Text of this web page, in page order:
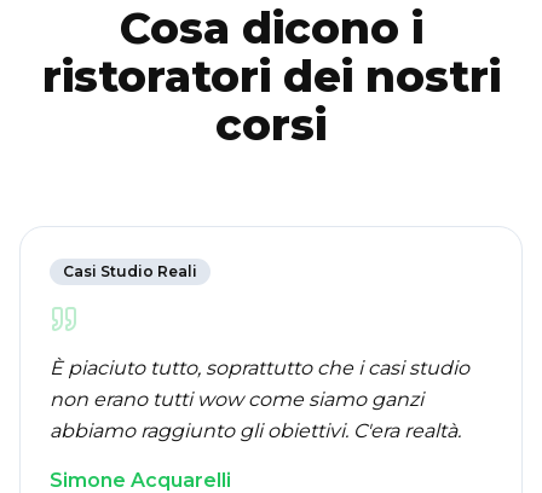
Cosa dicono i
ristoratori dei nostri
corsi
Casi Studio Reali
È piaciuto tutto, soprattutto che i casi studio
non erano tutti wow come siamo ganzi
abbiamo raggiunto gli obiettivi. C'era realtà.
Simone Acquarelli